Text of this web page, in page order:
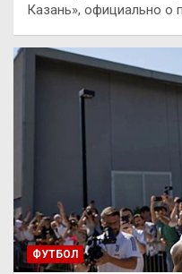
Казань», официально о
ФУТБОЛ